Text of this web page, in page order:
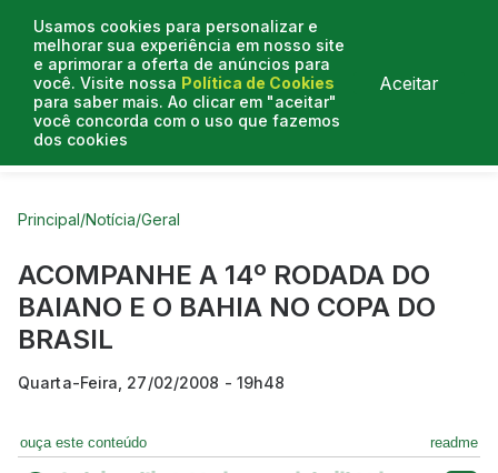
Usamos cookies para personalizar e
melhorar sua experiência em nosso site
e aprimorar a oferta de anúncios para
você. Visite nossa Política de Cookies
para saber mais. Ao clicar em "aceitar"
você concorda com o uso que fazemos
dos cookies
Aceitar
Curtas do Poder
Principal/Notícia/Geral
ACOMPANHE A 14º RODADA DO
BAIANO E O BAHIA NO COPA DO
BRASIL
Quarta-Feira, 27/02/2008 - 19h48
ouça este conteúdo readme